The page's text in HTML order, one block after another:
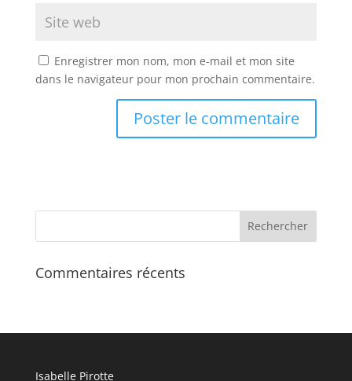
Enregistrer mon nom, mon e-mail et mon site
dans le navigateur pour mon prochain commentaire.
Commentaires récents
Isabelle Pirotte